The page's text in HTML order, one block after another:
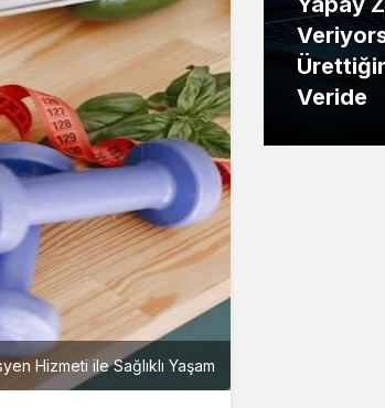
Hizmeti ile Sağlıklı Yaşam
Marka
Konuk
Veride